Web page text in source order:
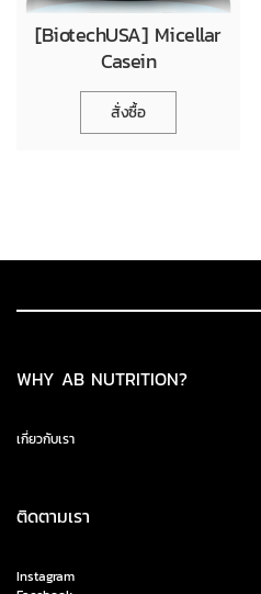
[BiotechUSA] Micellar
Casein
สั่งซื้อ
WHY AB NUTRITION?
เกี่ยวกับเรา
ติดตามเรา
Instagram